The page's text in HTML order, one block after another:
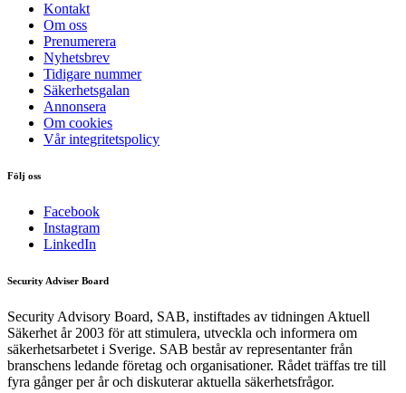
Kontakt
Om oss
Prenumerera
Nyhetsbrev
Tidigare nummer
Säkerhetsgalan
Annonsera
Om cookies
Vår integritetspolicy
Följ oss
Facebook
Instagram
LinkedIn
Security Adviser Board
Security Advisory Board, SAB, instiftades av tidningen Aktuell
Säkerhet år 2003 för att stimulera, utveckla och informera om
säkerhetsarbetet i Sverige. SAB består av representanter från
branschens ledande företag och organisationer. Rådet träffas tre till
fyra gånger per år och diskuterar aktuella säkerhetsfrågor.